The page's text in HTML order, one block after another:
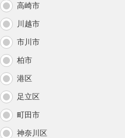
高崎市
川越市
市川市
柏市
港区
足立区
町田市
神奈川区